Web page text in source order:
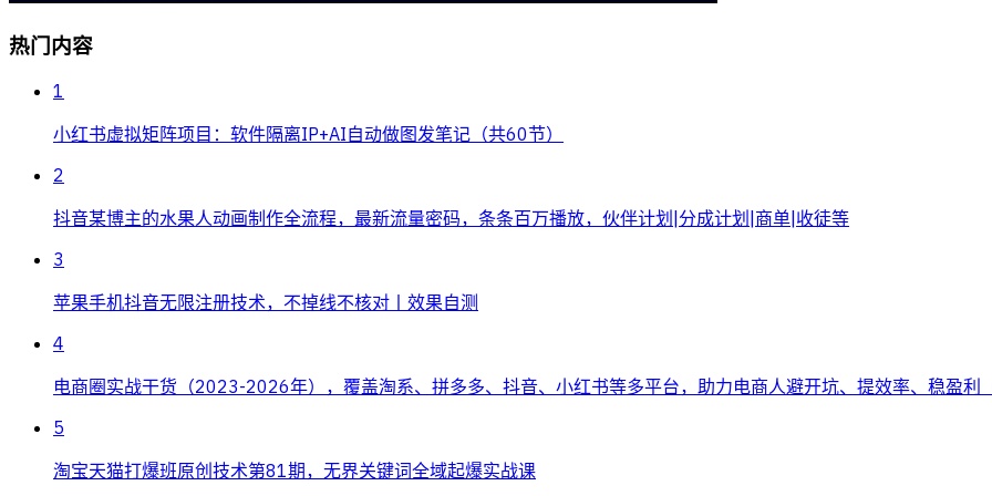
热门内容
1
小红书虚拟矩阵项目：软件隔离IP+AI自动做图发笔记（共60节）
2
抖音某博主的水果人动画制作全流程，最新流量密码，条条百万播放，伙伴计划|分成计划|商单|收徒等
3
苹果手机抖音无限注册技术，不掉线不核对丨效果自测
4
电商圈实战干货（2023-2026年），覆盖淘系、拼多多、抖音、小红书等多平台，助力电商人避开坑、提效率、稳盈利
5
淘宝天猫打爆班原创技术第81期，无界关键词全域起爆实战课